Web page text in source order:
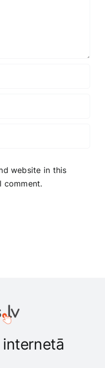
website in this
comment.
internetā